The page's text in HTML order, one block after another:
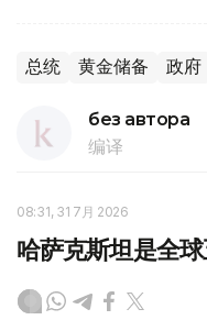
总统 黄金储备 政府
без автора
编译
08:31, 31 7月 2026
哈萨克斯坦是全